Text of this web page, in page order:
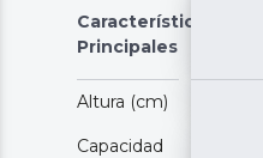
Características
Principales
Altura (cm)
Capacidad